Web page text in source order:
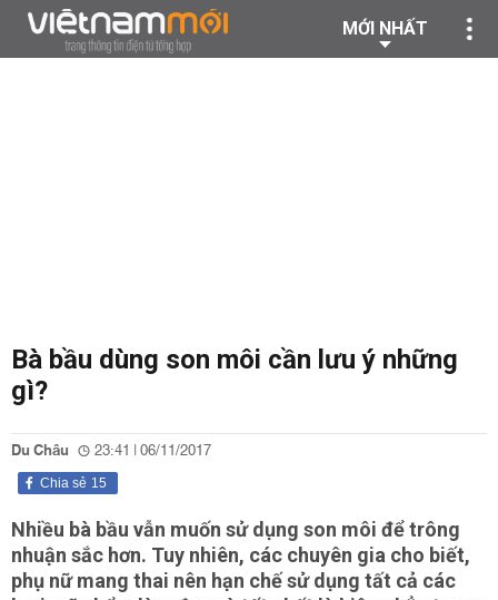
MỚI NHẤT
Bà bầu dùng son môi cần lưu ý những
gì?
Du Châu 23:41 | 06/11/2017
15
Chia sẻ
Nhiều bà bầu vẫn muốn sử dụng son môi để trông
nhuận sắc hơn. Tuy nhiên, các chuyên gia cho biết,
phụ nữ mang thai nên hạn chế sử dụng tất cả các